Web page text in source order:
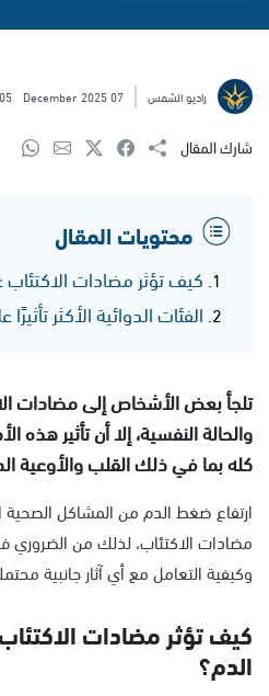
راديو الشمس 07 December 2025
شارك المقال
محتويات المقال
كيف تؤثر مضادات
الفئات الدوائية الأكثر
تلجأ بعض الأشخاص إلى مضادات
والحالة النفسية، إلا أن تأثير
كله بما في ذلك القلب والأوعية
ارتفاع ضغط الدم من المشاكل
مضادات الاكتئاب، لذلك من الضروري
وكيفية التعامل مع أي آثار جانبية
كيف تؤثر مضادات
الدم؟